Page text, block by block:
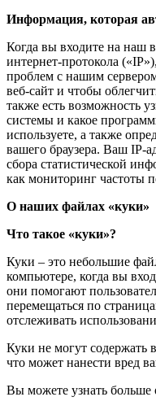
Информация, которая
Когда вы входите на наш
интернет-протокола
проблем с нашим
веб-сайт и чтобы
также есть возможность
системы и какое
используете, а также
вашего браузера. Ваш IP-
сбора статистической
как мониторинг частоты
О наших файлах «куки»
Что такое «куки»?
Куки – это небольшие
компьютере, когда вы
они помогают
перемещаться по
отслеживать
Куки не могут содержать
что может нанести вред
Вы можете узнать больше